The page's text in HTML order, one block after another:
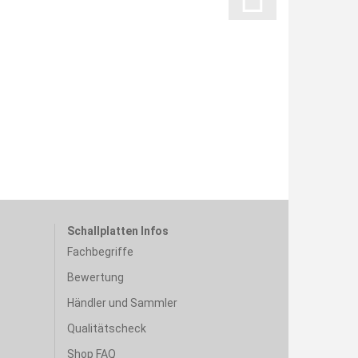
Schallplatten Infos
Fachbegriffe
Bewertung
Händler und Sammler
Qualitätscheck
Shop FAQ